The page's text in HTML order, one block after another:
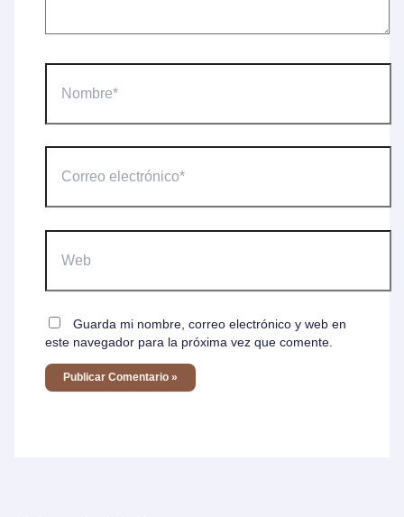
electrónico*
Guarda mi nombre, correo electrónico y web en
este navegador para la próxima vez que comente.